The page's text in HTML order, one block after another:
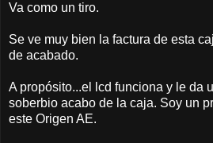
Va como un tiro.
Se ve muy bien la factura de esta
de acabado.
A propósito...el lcd funciona y le da
soberbio acabo de la caja. Soy un
este Origen AE.